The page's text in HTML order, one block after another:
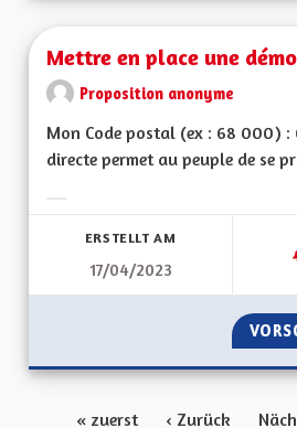
Mettre en place une
Proposition anonyme
Mon Code postal (ex : 68 000) :
directe permet au peuple de se
ERSTELLT AM
17/04/2023
« zuerst ‹ Zurück